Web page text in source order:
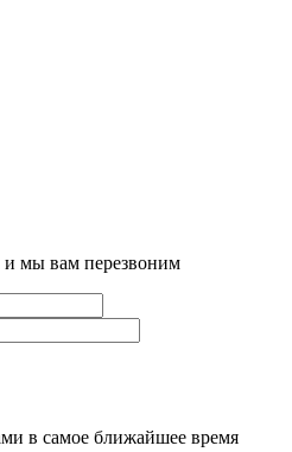
и мы вам перезвоним
в самое ближайшее время